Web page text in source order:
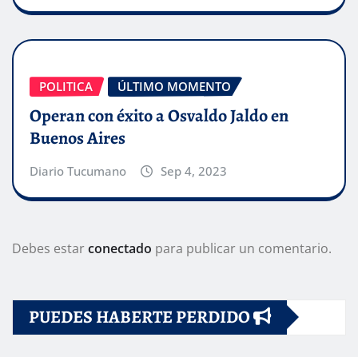
POLITICA ÚLTIMO MOMENTO
Operan con éxito a Osvaldo Jaldo en
Buenos Aires
Diario Tucumano Sep 4, 2023
Debes estarconectado para publicar un comentario.
PUEDES HABERTE PERDIDO